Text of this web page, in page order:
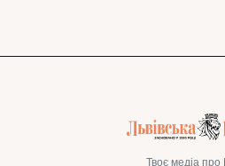
Твоє медіа про